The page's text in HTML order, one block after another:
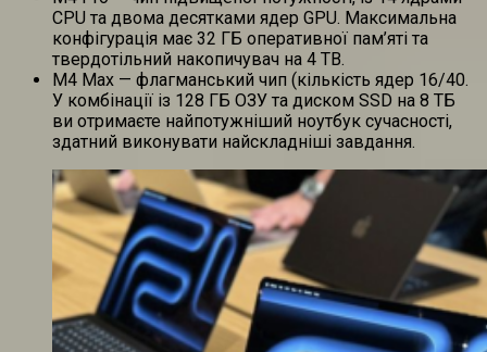
CPU та двома десятками ядер GPU. Максимальна
конфігурація має 32 ГБ оперативної пам’яті та
твердотільний накопичувач на 4 TB.
M4 Max — флагманський чип (кількість ядер 16/40.
У комбінації із 128 ГБ ОЗУ та диском SSD на 8 ТБ
ви отримаєте найпотужніший ноутбук сучасності,
здатний виконувати найскладніші завдання.